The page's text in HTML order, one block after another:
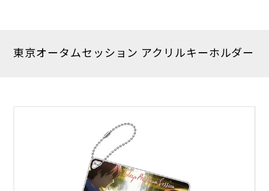
東京オータムセッション アクリルキーホルダー